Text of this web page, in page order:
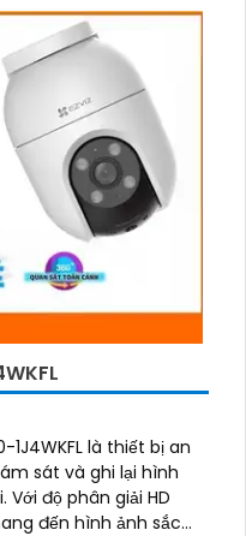
là thiết bị an
sát và ghi lại hình
đến hình ảnh sắc